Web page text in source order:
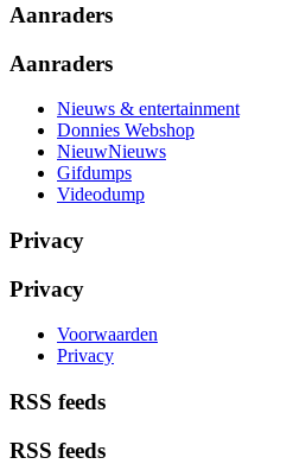
Aanraders
Aanraders
Nieuws & entertainment
Donnies Webshop
NieuwNieuws
Gifdumps
Videodump
Privacy
Privacy
Voorwaarden
Privacy
RSS feeds
RSS feeds